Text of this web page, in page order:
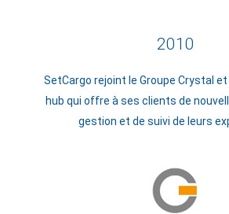
2010
SetCargo rejoint le Groupe Crystal
hub qui offre à ses clients de
gestion et de suivi de leurs